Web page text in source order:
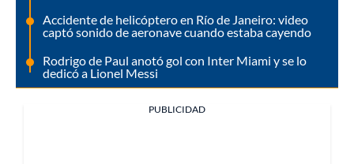
Accidente de helicóptero en Río de Janeiro: video
captó sonido de aeronave cuando estaba cayendo
Rodrigo de Paul anotó gol con Inter Miami y se lo
dedicó a Lionel Messi
PUBLICIDAD